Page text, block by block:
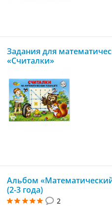
Задания для
«Считалки»
Альбом
(2-3 года)
2